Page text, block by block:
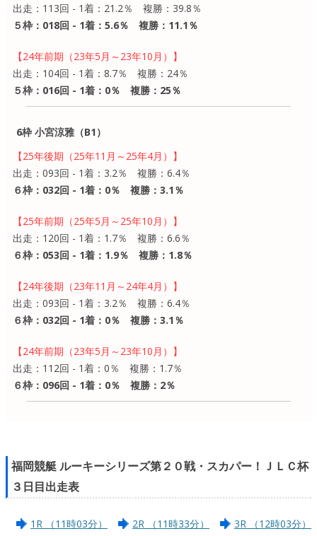
出走：113回 - 1着：21.2％ 複勝：39.8％
５枠：018回 - 1着：5.6％ 複勝：11.1％
【24年前期（23年5月～23年10月）】
出走：104回 - 1着：8.7％ 複勝：24％
５枠：016回 - 1着：0％ 複勝：25％
6枠 小宮涼雅（B1）
【25年後期（25年11月～25年4月）】
出走：093回 - 1着：3.2％ 複勝：6.4％
６枠：032回 - 1着：0％ 複勝：3.1％
【25年前期（25年5月～25年10月）】
出走：120回 - 1着：1.7％ 複勝：6.6％
６枠：053回 - 1着：1.9％ 複勝：1.8％
【24年後期（23年11月～24年4月）】
出走：093回 - 1着：3.2％ 複勝：6.4％
６枠：032回 - 1着：0％ 複勝：3.1％
【24年前期（23年5月～23年10月）】
出走：112回 - 1着：0％ 複勝：1.7％
６枠：096回 - 1着：0％ 複勝：2％
福岡競艇 ルーキーシリーズ第２０戦・スカパー！ＪＬＣ杯
３日目出走表
1R （11時03分） 2R （11時33分） 3R （12時03分）